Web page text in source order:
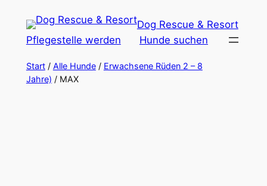
Inhalt
springen
Dog Rescue & Resort
Pflegestelle werden
Hunde suchen
Start/ Alle Hunde/ Erwachsene Rüden 2 – 8
Jahre) / MAX